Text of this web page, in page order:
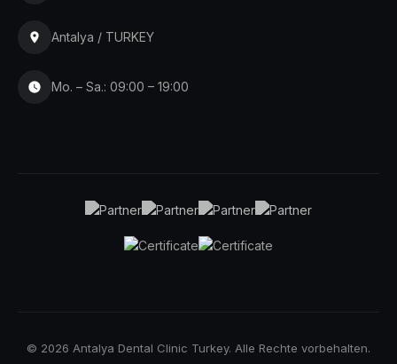
Antalya / TURKEY
Mo. – Sa.: 09:00 – 19:00
© 2026 Antalya Dental Clinic Turkey. Alle Rechte vorbehalten.